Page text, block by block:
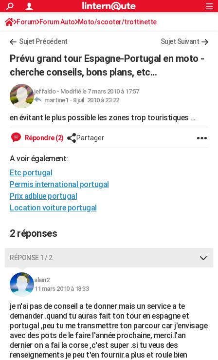
ACTUALITÉS
Politique
Société
Faits Divers
Education
Monde
Villes
+
Programme TV
Streaming
Cinéma
Sorties cinéma
Musique
FINANCE
Retraite
Impôts
Epargne
Immobilier
Risques naturels par ville
Banque
Assurance
Crédit
AUTO
Essais
Réserver un essai
Citadines
Berlines
SUV
Forum auto
HIGH-TECH
Guides de France
Escapades
Patrimoine
Expositions
Musées
Week-end nature
+LIFESTYLE
Art de vivre
Bien-être
Loisirs
Mode
Modes de vie
SANTE
Alimentation
Guide de la santé
Maladies
Médicaments
Sommeil
VOYAGE
Destinations
City break
Voyage nature
Voyage de noces
Forum
Climat
PHOTO
CARTE DE VOEUX
Carte de Noël
Carte Bonne année
Carte Saint-Valentin
Carte Pâques
Carte d'anniversaire
DICTIONNAIRE
Dictionnaire
Biographies
Citations
Expressions
Proverbes
PROGRAMME TV
COPAINS D'AVANT
S'inscrire
Connexion
Forum Forum Auto Moto/scooter/trottinette
Sujet Précédent Sujet Suivant
Prévu grand tour Espagne-Portugal en moto -
cherche conseils, bons plans, etc...
jeffaldo- Modifié le 7 mars 2010 à 17:57
martine1 - 8 juil. 2010 à 23:22
en évitant le plus possible les zones trop touristiques ...
Répondre (2) Partager
A voir également:
Etc portugal
Permis international portugal
Prix adblue portugal
Location voiture portugal
2 réponses
RÉPONSE 1 / 2
alain2
11 mars 2010 à 18:33
je n'ai pas de conseil a te donner mais un service a te
demander .quand tu auras fait ton tour en espagne et
portugal ,peu tu me transmettre ton parcour car j'envisage
avec des pots de le faire l'année prochaine, merci.l'an
dernier on a fai la corse ,c'est super .si tu veus des
renseignements je peu t'en fournir.a plus et roule bien